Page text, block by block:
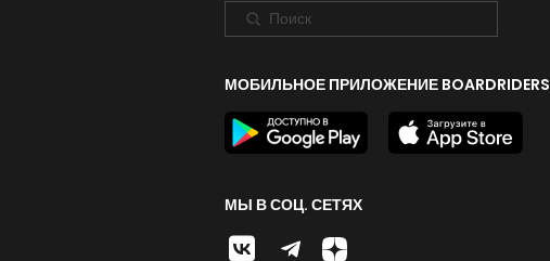
МОБИЛЬНОЕ ПРИЛОЖЕНИЕ BOARDRIDERS
МЫ В СОЦ. СЕТЯХ